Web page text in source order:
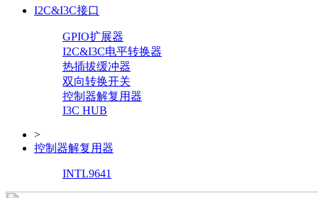
I2C&I3C接口
GPIO扩展器
I2C&I3C电平转换器
热插拔缓冲器
双向转换开关
控制器解复用器
I3C HUB
>
控制器解复用器
INTL9641